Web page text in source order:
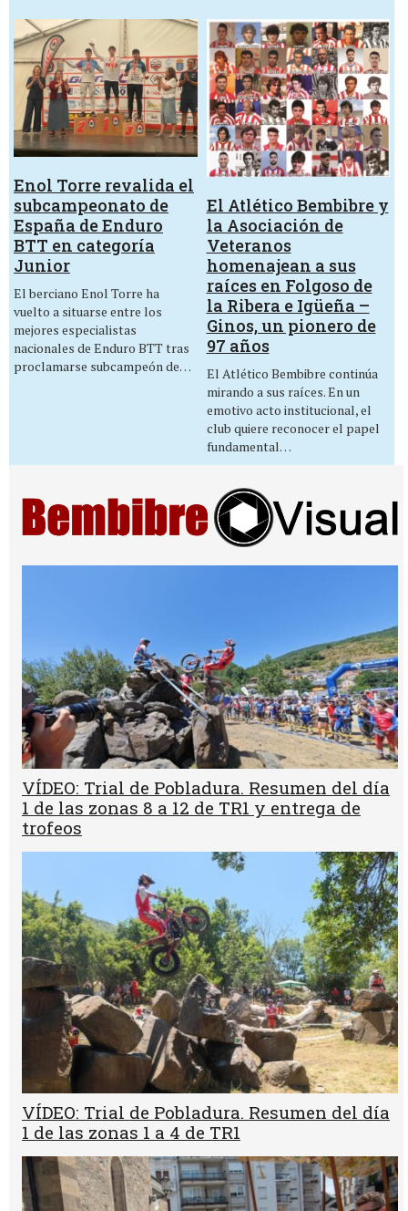
Enol Torre revalida el
subcampeonato de
España de Enduro
BTT en categoría
Junior
El berciano Enol Torre ha
vuelto a situarse entre los
mejores especialistas
nacionales de Enduro BTT tras
proclamarse subcampeón de…
El Atlético Bembibre y
la Asociación de
Veteranos
homenajean a sus
raíces en Folgoso de
la Ribera e Igüeña –
Ginos, un pionero de
97 años
El Atlético Bembibre continúa
mirando a sus raíces. En un
emotivo acto institucional, el
club quiere reconocer el papel
fundamental…
VÍDEO: Trial de Pobladura. Resumen del día
1 de las zonas 8 a 12 de TR1 y entrega de
trofeos
VÍDEO: Trial de Pobladura. Resumen del día
1 de las zonas 1 a 4 de TR1